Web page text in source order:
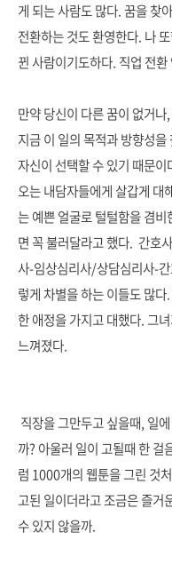
게 되는 사람도 많다. 꿈을 찾
전환하는 것도 환영한다. 나
뀐 사람이기도하다. 직업 전
만약 당신이 다른 꿈이 없거
지금 이 일의 목적과 방향성
자신이 선택할 수 있기 때문
오는 내담자들에게 살갑게 대
는 예쁜 얼굴로 털털함을 겸
면 꼭 불러달라고 했다. 간호
사-임상심리사/상담심리사-
렇게 차별을 하는 이들도 많
한 애정을 가지고 대했다. 그
느껴졌다.
직장을 그만두고 싶을때, 일
까? 아울러 일이 고될때 한 걸
럼 1000개의 웹툰을 그린 것
고된 일이더라고 조금은 즐거
수 있지 않을까.